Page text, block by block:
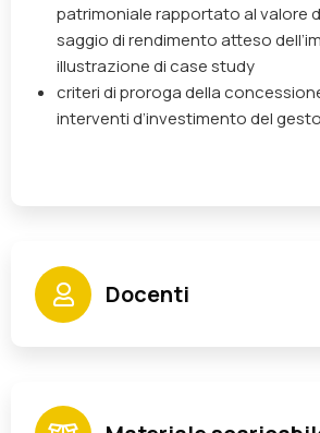
patrimoniale rapportato al valore
saggio di rendimento atteso
illustrazione di case study
criteri di proroga della
interventi d’investimento del
Docenti